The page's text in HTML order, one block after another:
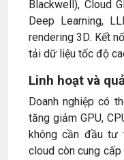
Blackwell), Cloud
Deep Learning,
rendering 3D. Kết
tải dữ liệu tốc độ
Linh hoạt và
Doanh nghiệp có
tăng giảm GPU,
không cần đầu tư
cloud còn cung cấp